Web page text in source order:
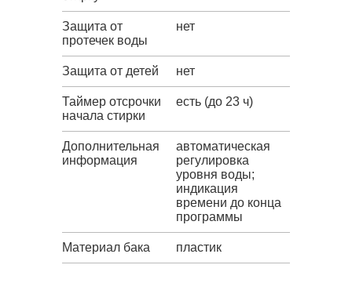
Защита от
протечек воды
нет
Защита от детей нет
Таймер отсрочки
начала стирки
есть (до 23 ч)
Дополнительная
информация
автоматическая
регулировка
уровня воды;
индикация
времени до конца
программы
Материал бака пластик